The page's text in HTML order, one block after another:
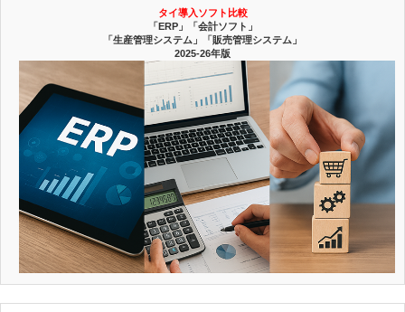
タイ導入ソフト比較
「ERP」「会計ソフト」
「生産管理システム」「販売管理システム」
2025-26年版